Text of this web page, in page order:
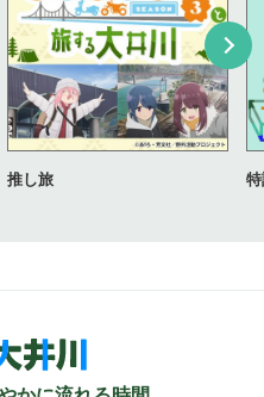
推し旅